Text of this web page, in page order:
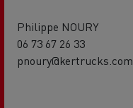
Philippe NOURY
06 73 67 26 33
pnoury@kertrucks.com